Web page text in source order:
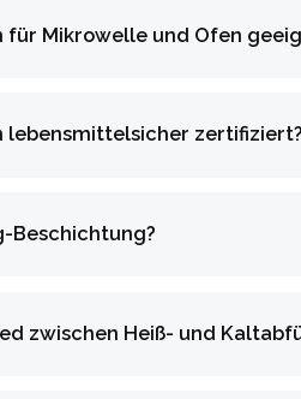
für Mikrowelle und Ofen
lebensmittelsicher
Beschichtung?
zwischen Heiß- und